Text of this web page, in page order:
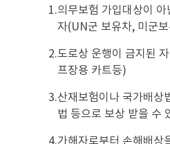
1.의무보험 가입대상이
자(UN군 보유차, 미군
2.도로상 운행이 금지된
프장용 카트등)
3.산재보험이나 국가배상
법 등으로 보상 받을 수
4.가해자로부터 손해배상